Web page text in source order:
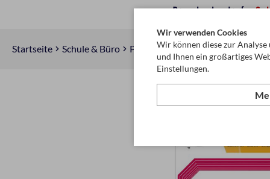
Raucherbedarf
Startseite Schule & Büro Papier Etiketten
Wir verwenden Cookies
Wir können diese zur
und Ihnen ein großartiges
Einstellungen.